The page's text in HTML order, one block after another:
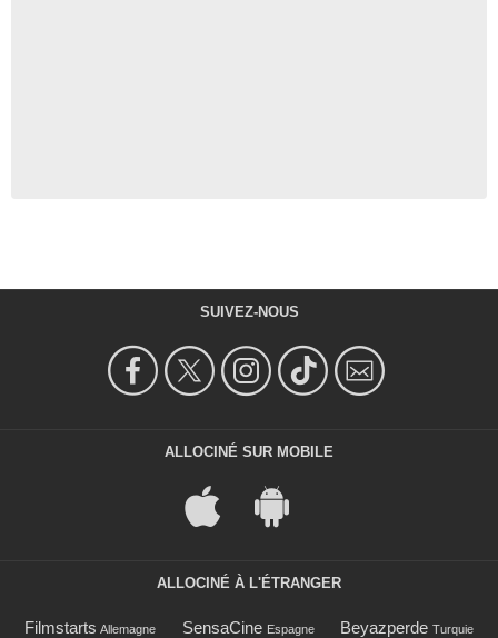
SUIVEZ-NOUS
ALLOCINÉ SUR MOBILE
ALLOCINÉ À L'ÉTRANGER
Filmstarts Allemagne SensaCine Espagne Beyazperde Turquie